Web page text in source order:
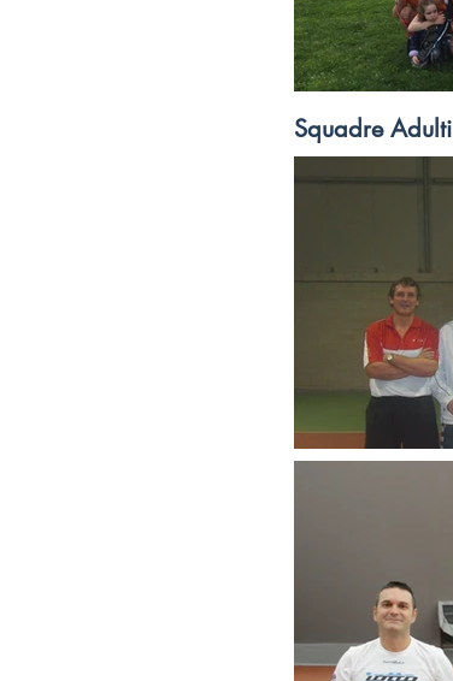
Squadre Adulti